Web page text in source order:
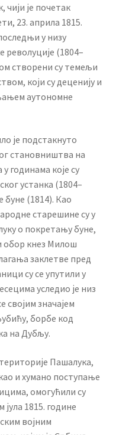
чији је почетак
23. априла 1815.
у низу
револуције (1804–
створени су темељи
који су деценију и
аутономне
је подстакнуто
становништва на
годинама које су
устанка (1804–
буне (1814). Као
старешине су у
о покретању буне,
обор кнез Милош
заклетве пред
су се упутили у
уследио је низ
својим значајем
борбе код
на Дубљу.
Пашалука,
и хумано поступање
омогућили су
1815. године
војним